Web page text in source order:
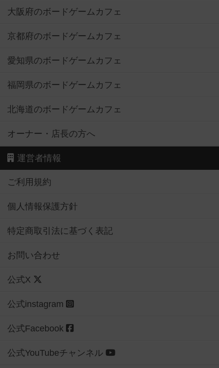
大阪府のボードゲームカフェ
京都府のボードゲームカフェ
愛知県のボードゲームカフェ
福岡県のボードゲームカフェ
北海道のボードゲームカフェ
オーナー・店長の方へ
運営者情報
ご利用規約
個人情報保護方針
特定商取引法に基づく表記
お問い合わせ
公式X
公式instagram
公式Facebook
公式YouTubeチャンネル